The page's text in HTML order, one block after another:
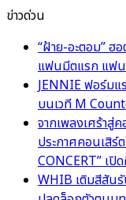
ข่าวด่วน
“ฝ้าย-อะตอม” ฮ
แฟนมีตแรก แฟ
JENNIE ฟอร์มแ
บนเวที M
จากเพลงเศร้าสู่
ประกาศคอนเสิร์
CONCERT” เ
WHIB เติมสีสันรั